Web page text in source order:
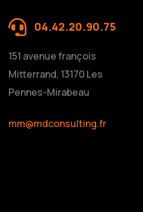
04.42.20.90.75
151 avenue françois
Mitterrand, 13170 Les
Pennes-Mirabeau
mm@mdconsulting.fr